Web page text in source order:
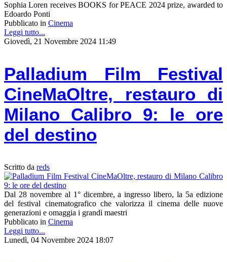
Sophia Loren receives BOOKS for PEACE 2024 prize, awarded to
Edoardo Ponti
Pubblicato in Cinema
Leggi tutto...
Giovedì, 21 Novembre 2024 11:49
Palladium Film Festival
CineMaOltre, restauro di
Milano Calibro 9: le ore
del destino
Scritto da reds
Dal 28 novembre al 1° dicembre, a ingresso libero, la 5a edizione
del festival cinematografico che valorizza il cinema delle nuove
generazioni e omaggia i grandi maestri
Pubblicato in Cinema
Leggi tutto...
Lunedì, 04 Novembre 2024 18:07